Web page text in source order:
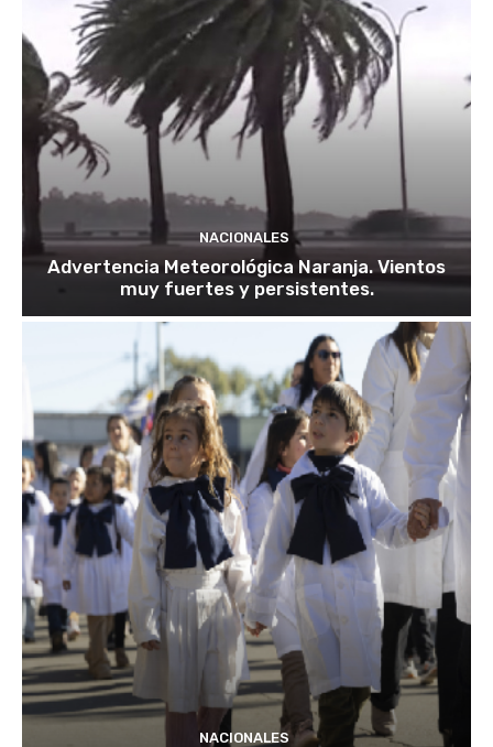
NACIONALES
Advertencia Meteorológica Naranja. Vientos
muy fuertes y persistentes.
NACIONALES